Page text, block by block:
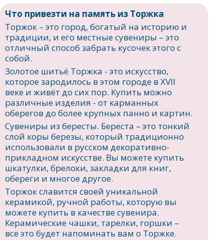
Что привезти на память из Торжка
Торжок – это город, богатый на историю и
традиции, и его местные сувениры – это
отличный способ забрать кусочек этого с
собой.
Золотое шитьё Торжка - это искусство,
которое зародилось в этом городе в XVII
веке и живёт до сих пор. Купить можно
различные изделия - от карманных
оберегов до более крупных панно и картин.
Сувениры из бересты. Береста – это тонкий
слой коры березы, который традиционно
использовали в русском декоративно-
прикладном искусстве. Вы можете купить
шкатулки, брелоки, закладки для книг,
обереги и многое другое.
Торжок славится своей уникальной
керамикой, ручной работы, которую вы
можете купить в качестве сувенира.
Керамические чашки, тарелки, горшки –
все это будет напоминать вам о Торжке.